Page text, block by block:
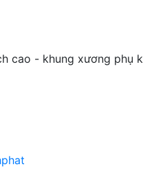
cao - khung xương phụ